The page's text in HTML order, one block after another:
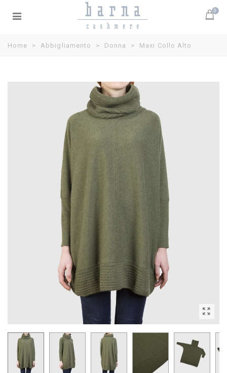
0
Home > Abbigliamento > Donna > Maxi Collo Alto